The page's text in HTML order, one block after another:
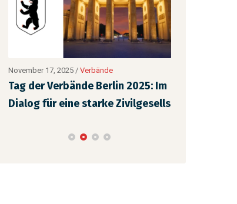
November 17, 2025 /Verbände
Tag der Verbände Berlin 2025: Im
Dialog für eine starke Zivilgesells